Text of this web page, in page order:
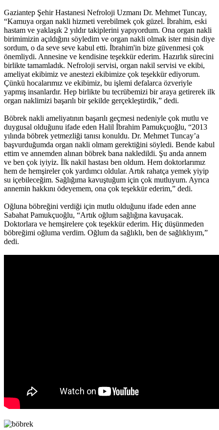
Gaziantep Şehir Hastanesi Nefroloji Uzmanı Dr. Mehmet Tuncay,
“Kamuya organ nakli hizmeti verebilmek çok güzel. İbrahim, eski
hastam ve yaklaşık 2 yıldır takiplerini yapıyordum. Ona organ nakli
birimimizin açıldığını söyledim ve organ nakli olmak ister misin diye
sordum, o da seve seve kabul etti. İbrahim'in bize güvenmesi çok
önemliydi. Annesine ve kendisine teşekkür ederim. Hazırlık sürecini
birlikte tamamladık. Nefroloji servisi, organ nakil servisi ve ekibi,
ameliyat ekibimiz ve anestezi ekibimize çok teşekkür ediyorum.
Çünkü hocalarımız ve ekibimiz, bu işlemi defalarca özveriyle
yapmış insanlardır. Hep birlikte bu tecrübemizi bir araya getirerek ilk
organ naklimizi başarılı bir şekilde gerçekleştirdik,” dedi.
Böbrek nakli ameliyatının başarılı geçmesi nedeniyle çok mutlu ve
duygusal olduğunu ifade eden Halil İbrahim Pamukçuoğlu, “2013
yılında böbrek yetmezliği tanısı konuldu. Dr. Mehmet Tuncay’a
başvurduğumda organ nakli olmam gerektiğini söyledi. Bende kabul
ettim ve annemden alınan böbrek bana nakledildi. Şu anda annem
ve ben çok iyiyiz. İlk nakil hastası ben oldum. Hem doktorlarımız
hem de hemşireler çok yardımcı oldular. Artık rahatça yemek yiyip
su içebileceğim. Sağlığıma kavuştuğum için çok mutluyum. Ayrıca
annemin hakkını ödeyemem, ona çok teşekkür ederim,” dedi.
Oğluna böbreğini verdiği için mutlu olduğunu ifade eden anne
Sabahat Pamukçuoğlu, “Artık oğlum sağlığına kavuşacak.
Doktorlara ve hemşirelere çok teşekkür ederim. Hiç düşünmeden
böbreğimi oğluma verdim. Oğlum da sağlıklı, ben de sağlıklıyım,”
dedi.